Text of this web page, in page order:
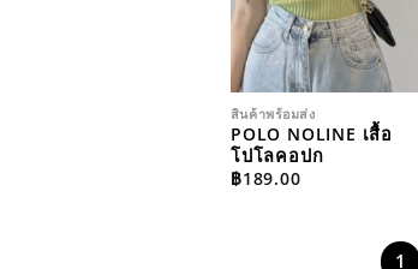
สินค้าพร้อมส่ง
POLO NOLINE เสื้อ
โปโลคอปก
฿189.00
1